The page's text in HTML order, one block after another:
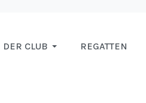
DER CLUB REGATTEN